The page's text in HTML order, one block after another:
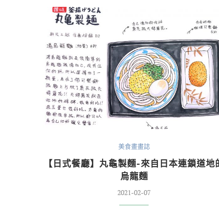
美食畫畫誌
【日式餐廳】丸龜製麵-來自日本連鎖道地
烏龍麵
2021-02-07